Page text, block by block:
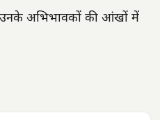
उनके अभिभावकों की आंखों में